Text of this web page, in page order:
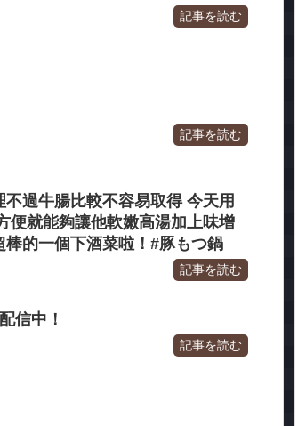
記事を読む
記事を読む
過牛腸比較不容易取得 今天用
便就能夠讓他軟嫩高湯加上味增
的一個下酒菜啦！#豚もつ鍋
記事を読む
信中！
記事を読む